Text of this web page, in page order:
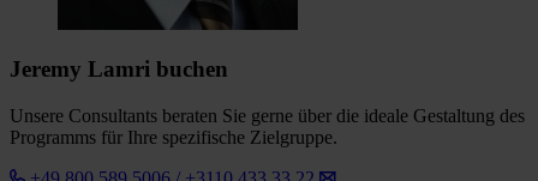
Jeremy Lamri buchen
Unsere Consultants beraten Sie gerne über die ideale Gestaltung des
Programms für Ihre spezifische Zielgruppe.